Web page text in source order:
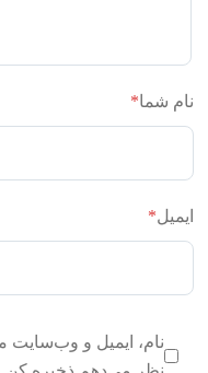
نام شما*
ایمیل*
نام، ایمیل و وب‌سایت